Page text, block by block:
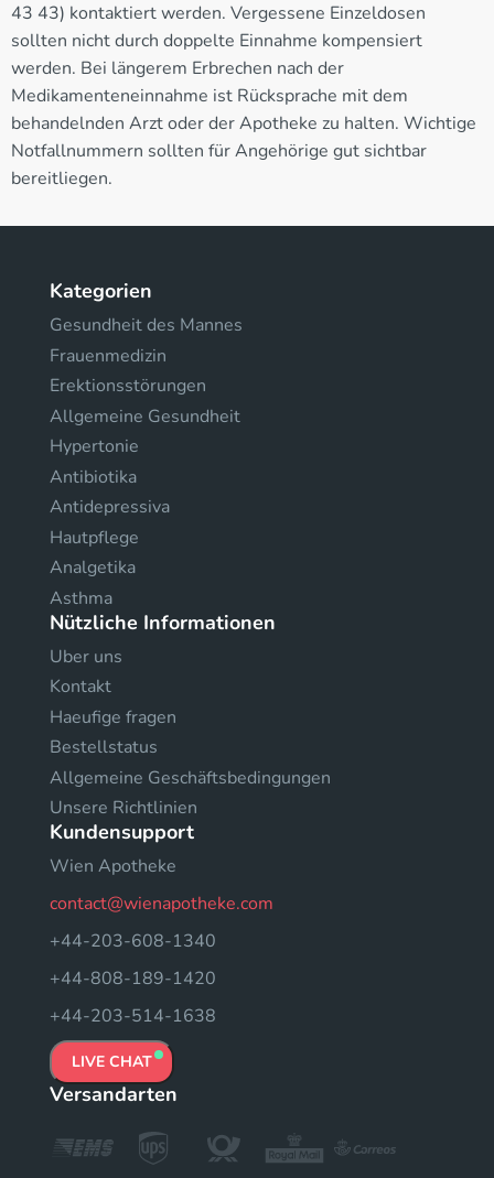
43 43) kontaktiert werden. Vergessene Einzeldosen
sollten nicht durch doppelte Einnahme kompensiert
werden. Bei längerem Erbrechen nach der
Medikamenteneinnahme ist Rücksprache mit dem
behandelnden Arzt oder der Apotheke zu halten. Wichtige
Notfallnummern sollten für Angehörige gut sichtbar
bereitliegen.
Kategorien
Gesundheit des Mannes
Frauenmedizin
Erektionsstörungen
Allgemeine Gesundheit
Hypertonie
Antibiotika
Antidepressiva
Hautpflege
Analgetika
Asthma
Nützliche Informationen
Uber uns
Kontakt
Haeufige fragen
Bestellstatus
Allgemeine Geschäftsbedingungen
Unsere Richtlinien
Kundensupport
Wien Apotheke
contact@wienapotheke.com
+44-203-608-1340
+44-808-189-1420
+44-203-514-1638
LIVE CHAT
Versandarten